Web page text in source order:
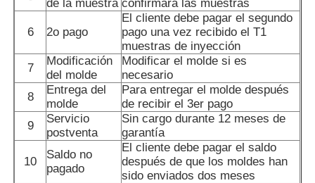
de la muestra confirmará las muestras
6 2o pago
El cliente debe pagar el segundo
pago una vez recibido el T1
muestras de inyección
7
Modificación
del molde
Modificar el molde si es
necesario
8
Entrega del
molde
Para entregar el molde después
de recibir el 3er pago
9
Servicio
postventa
Sin cargo durante 12 meses de
garantía
10
Saldo no
pagado
El cliente debe pagar el saldo
después de que los moldes han
sido enviados dos meses